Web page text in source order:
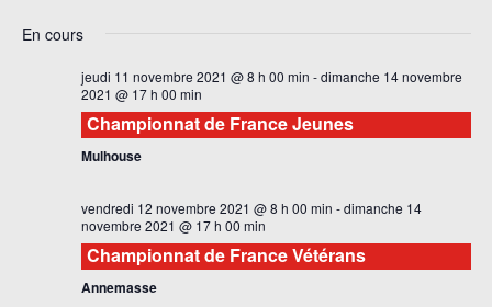
En cours
jeudi 11 novembre 2021 @ 8 h 00 min -dimanche 14 novembre
2021 @ 17 h 00 min
Championnat de France Jeunes
Mulhouse
vendredi 12 novembre 2021 @ 8 h 00 min -dimanche 14
novembre 2021 @ 17 h 00 min
Championnat de France Vétérans
Annemasse